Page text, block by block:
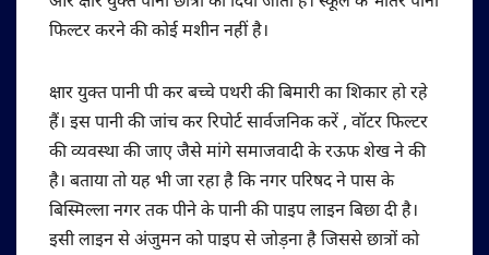
फिल्टर करने की कोई मशीन नहीं है।
क्षार युक्त पानी पी कर बच्चे पथरी की बिमारी का शिकार हो रहे
हैं। इस पानी की जांच कर रिपोर्ट सार्वजनिक करें , वॉटर फिल्टर
की व्यवस्था की जाए जैसे मांगे समाजवादी के रऊफ शेख ने की
है। बताया तो यह भी जा रहा है कि नगर परिषद ने पास के
बिस्मिल्ला नगर तक पीने के पानी की पाइप लाइन बिछा दी है।
इसी लाइन से अंजुमन को पाइप से जोड़ना है जिससे छात्रों को